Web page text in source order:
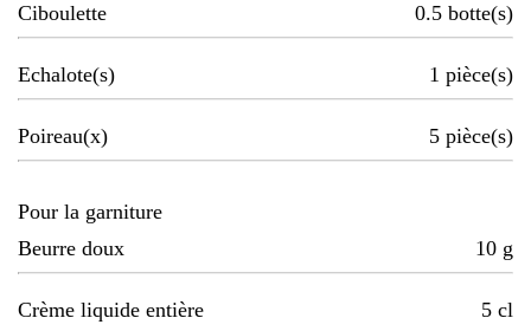
Ciboulette 0.5 botte(s)
Echalote(s) 1 pièce(s)
Poireau(x) 5 pièce(s)
Pour la garniture
Beurre doux
10 g
Crème liquide entière 5 cl